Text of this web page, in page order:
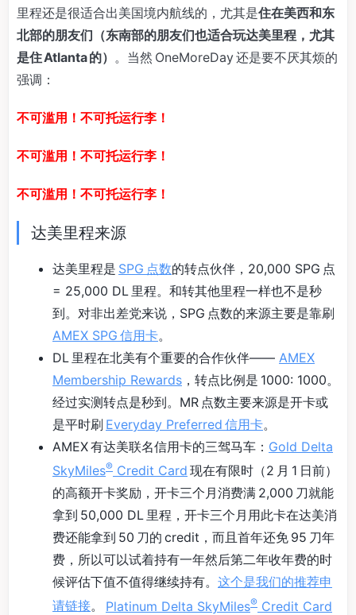
里程还是很适合出美国境内航线的，尤其是住在美西和东
北部的朋友们（东南部的朋友们也适合玩达美里程，尤其
是住 Atlanta 的） 。当然 OneMoreDay 还是要不厌其烦的
强调：
不可滥用！不可托运行李！
不可滥用！不可托运行李！
不可滥用！不可托运行李！
达美里程来源
达美里程是 SPG 点数的转点伙伴，20,000 SPG 点
= 25,000 DL 里程。和转其他里程一样也不是秒
到。对非出差党来说，SPG 点数的来源主要是靠刷
AMEX SPG 信用卡。
DL 里程在北美有个重要的合作伙伴—— AMEX
Membership Rewards ，转点比例是 1000: 1000。
经过实测转点是秒到。MR 点数主要来源是开卡或
是平时刷 Everyday Preferred 信用卡。
AMEX 有达美联名信用卡的三驾马车： Gold Delta
SkyMiles® Credit Card 现在有限时（2 月 1 日前）
的高额开卡奖励，开卡三个月消费满 2,000 刀就能
拿到 50,000 DL 里程，开卡三个月用此卡在达美消
费还能拿到 50 刀的 credit，而且首年还免 95 刀年
费，所以可以试着持有一年然后第二年收年费的时
候评估下值不值得继续持有。 这个是我们的推荐申
请链接。 Platinum Delta SkyMiles® Credit Card